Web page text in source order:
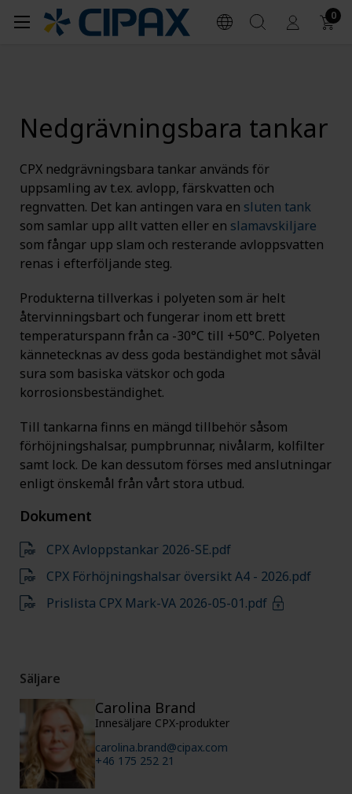
0
Nedgrävningsbara tankar
CPX nedgrävningsbara tankar används för
uppsamling av t.ex. avlopp, färskvatten och
regnvatten. Det kan antingen vara en sluten tank
som samlar upp allt vatten eller en slamavskiljare
som fångar upp slam och resterande avloppsvatten
renas i efterföljande steg.
Produkterna tillverkas i polyeten som är helt
återvinningsbart och fungerar inom ett brett
temperaturspann från ca -30°C till +50°C. Polyeten
kännetecknas av dess goda beständighet mot såväl
sura som basiska vätskor och goda
korrosionsbeständighet.
Till tankarna finns en mängd tillbehör såsom
förhöjningshalsar, pumpbrunnar, nivålarm, kolfilter
samt lock. De kan dessutom förses med anslutningar
enligt önskemål från vårt stora utbud.
Dokument
CPX Avloppstankar 2026-SE.pdf
CPX Förhöjningshalsar översikt A4 - 2026.pdf
Prislista CPX Mark-VA 2026-05-01.pdf
Säljare
Carolina Brand
Innesäljare CPX-produkter
carolina.brand@cipax.com
+46 175 252 21